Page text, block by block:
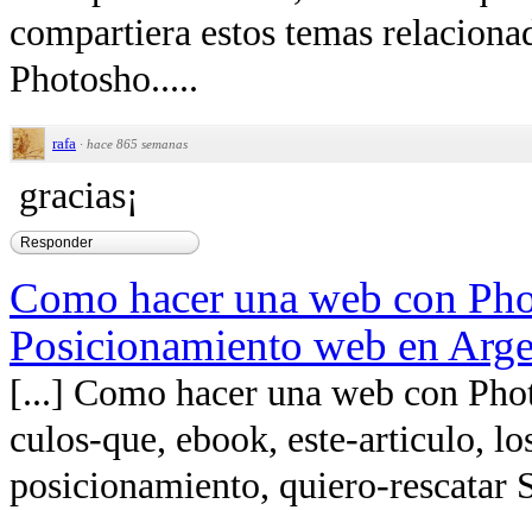
compartiera estos temas
Photosho.....
rafa · hace 865 semanas
gracias¡
Responder
Como hacer una web con
Posicionamiento web en
[...] Como hacer una web con
culos-que, ebook, este-articulo,
posicionamiento, quiero-rescatar